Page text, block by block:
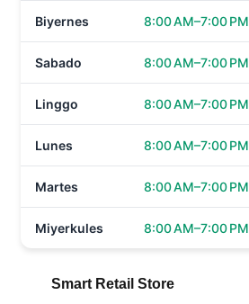
Biyernes 8:00 AM–7:00 PM
Sabado 8:00 AM–7:00 PM
Linggo 8:00 AM–7:00 PM
Lunes 8:00 AM–7:00 PM
Martes 8:00 AM–7:00 PM
Miyerkules 8:00 AM–7:00 PM
Smart Retail Store